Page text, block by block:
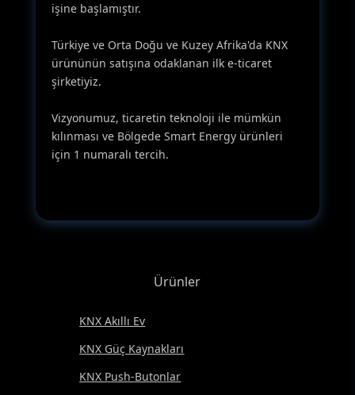
işine başlamıştır.
Türkiye ve Orta Doğu ve Kuzey Afrika'da KNX
ürününün satışına odaklanan ilk e-ticaret
şirketiyiz.
Vizyonumuz, ticaretin teknoloji ile mümkün
kılınması ve Bölgede Smart Energy ürünleri
için 1 numaralı tercih.
Ürünler
KNX Akıllı Ev
KNX Güç Kaynakları
KNX Push-Butonlar